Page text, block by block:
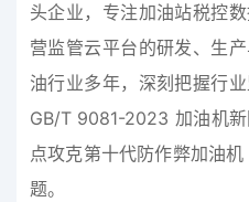
头企业，专注加油站税控
营监管云平台的研发、生
油行业多年，深刻把握行
GB/T 9081-2023 加油机
点攻克第十代防作弊加油
题。